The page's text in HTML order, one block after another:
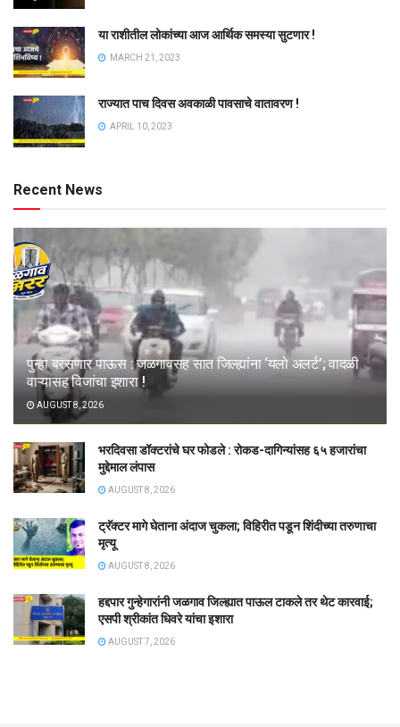
या राशीतील लोकांच्या आज आर्थिक समस्या सुटणार !
MARCH 21, 2023
राज्यात पाच दिवस अवकाळी पावसाचे वातावरण !
APRIL 10, 2023
Recent News
पुन्हा बरसणार पाऊस : जळगावसह सात जिल्ह्यांना ‘यलो अलर्ट’; वादळी
वाऱ्यासह विजांचा इशारा !
AUGUST 8, 2026
भरदिवसा डॉक्टरांचे घर फोडले : रोकड-दागिन्यांसह ६५ हजारांचा
मुद्देमाल लंपास
AUGUST 8, 2026
ट्रॅक्टर मागे घेताना अंदाज चुकला; विहिरीत पडून शिंदीच्या तरुणाचा
मृत्यू
AUGUST 8, 2026
हद्दपार गुन्हेगारांनी जळगाव जिल्ह्यात पाऊल टाकले तर थेट कारवाई;
एसपी श्रीकांत धिवरे यांचा इशारा
AUGUST 7, 2026